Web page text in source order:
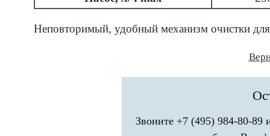
Неповторимый, удобный механизм очистки
Звоните +7 (495) 984-80-89